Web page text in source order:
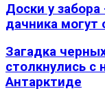
Доски у
дачника могут
Загадка
столкнулись
Антарктиде